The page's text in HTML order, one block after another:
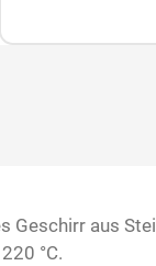
Geschirr aus
°C.